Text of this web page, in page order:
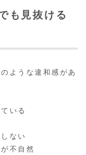
も見抜ける
ような違和感があ
いる
ない
不自然